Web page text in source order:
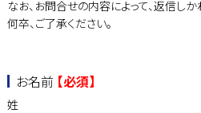
なお、お問合せの内容によって、返信し
何卒、ご了承ください。
お名前 【必須】
姓